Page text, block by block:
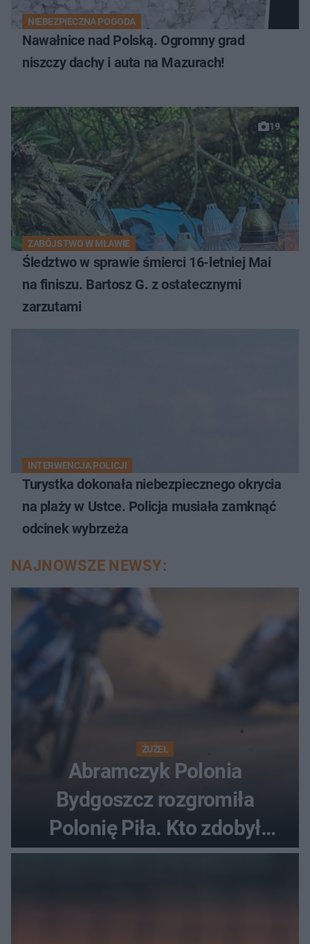
NIEBEZPIECZNA POGODA
Nawałnice nad Polską. Ogromny grad
niszczy dachy i auta na Mazurach!
19
ZABÓJSTWO W MŁAWIE
Śledztwo w sprawie śmierci 16-letniej Mai
na finiszu. Bartosz G. z ostatecznymi
zarzutami
INTERWENCJA POLICJI
Turystka dokonała niebezpiecznego okrycia
na plaży w Ustce. Policja musiała zamknąć
odcinek wybrzeża
NAJNOWSZE NEWSY:
ŻUŻEL
Abramczyk Polonia
Bydgoszcz rozgromiła
Polonię Piła. Kto zdobył
najwięcej punktów?